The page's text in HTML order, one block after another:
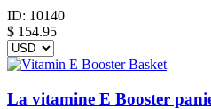
ID: 10140
$ 154.95
La vitamine E Booster